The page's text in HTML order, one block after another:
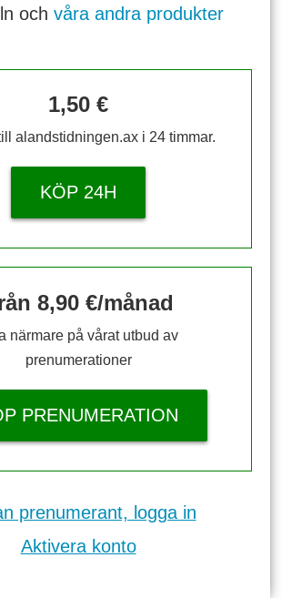
och våra andra produkter
1,50 €
alandstidningen.ax i 24 timmar.
KÖP 24H
8,90 €/månad
närmare på vårat utbud av
prenumerationer
PRENUMERATION
prenumerant, logga in
Aktivera konto